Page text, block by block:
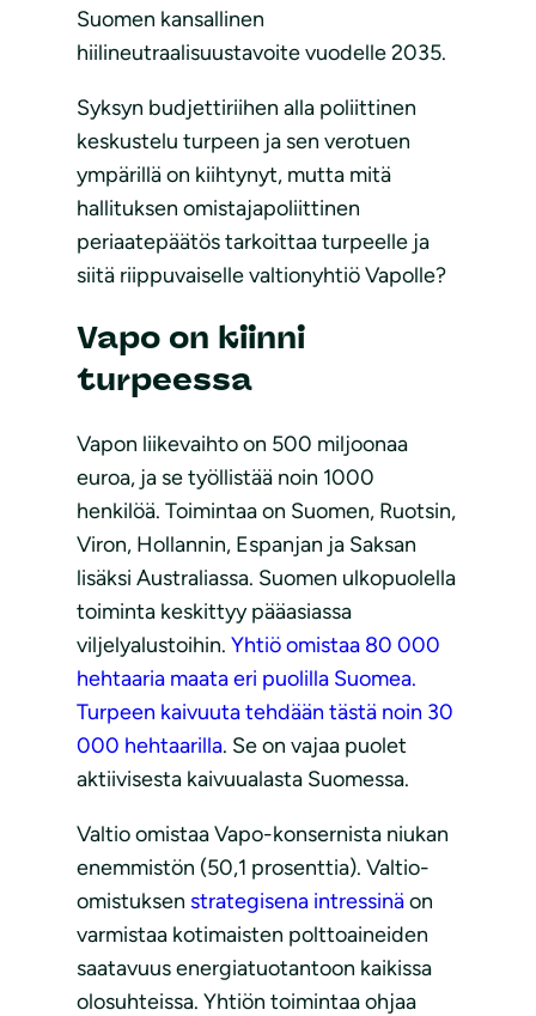
Suomen kansallinen
hiilineutraalisuustavoite vuodelle 2035.
Syksyn budjettiriihen alla poliittinen
keskustelu turpeen ja sen verotuen
ympärillä on kiihtynyt, mutta mitä
hallituksen omistajapoliittinen
periaatepäätös tarkoittaa turpeelle ja
siitä riippuvaiselle valtionyhtiö Vapolle?
Vapo on kiinni
turpeessa
Vapon liikevaihto on 500 miljoonaa
euroa, ja se työllistää noin 1000
henkilöä. Toimintaa on Suomen, Ruotsin,
Viron, Hollannin, Espanjan ja Saksan
lisäksi Australiassa. Suomen ulkopuolella
toiminta keskittyy pääasiassa
viljelyalustoihin. Yhtiö omistaa 80 000
hehtaaria maata eri puolilla Suomea.
Turpeen kaivuuta tehdään tästä noin 30
000 hehtaarilla. Se on vajaa puolet
aktiivisesta kaivuualasta Suomessa.
Valtio omistaa Vapo-konsernista niukan
enemmistön (50,1 prosenttia). Valtio-
omistuksen strategisena intressinäon
varmistaa kotimaisten polttoaineiden
saatavuus energiatuotantoon kaikissa
olosuhteissa. Yhtiön toimintaa ohjaa